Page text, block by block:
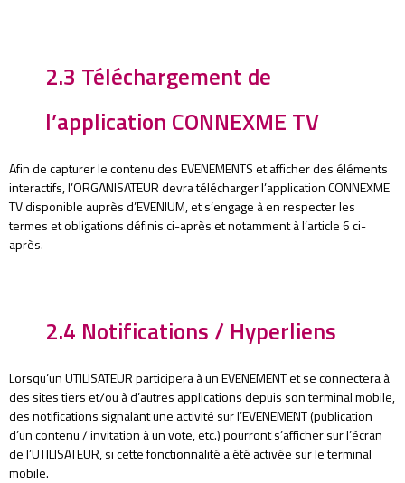
2.3 Téléchargement de
l’application CONNEXME TV
Afin de capturer le contenu des EVENEMENTS et afficher des éléments
interactifs, l’ORGANISATEUR devra télécharger l’application CONNEXME
TV disponible auprès d’EVENIUM, et s’engage à en respecter les
termes et obligations définis ci-après et notamment à l’article 6 ci-
après.
2.4 Notifications / Hyperliens
Lorsqu’un UTILISATEUR participera à un EVENEMENT et se connectera à
des sites tiers et/ou à d’autres applications depuis son terminal mobile,
des notifications signalant une activité sur l’EVENEMENT (publication
d’un contenu / invitation à un vote, etc.) pourront s’afficher sur l’écran
de l’UTILISATEUR, si cette fonctionnalité a été activée sur le terminal
mobile.